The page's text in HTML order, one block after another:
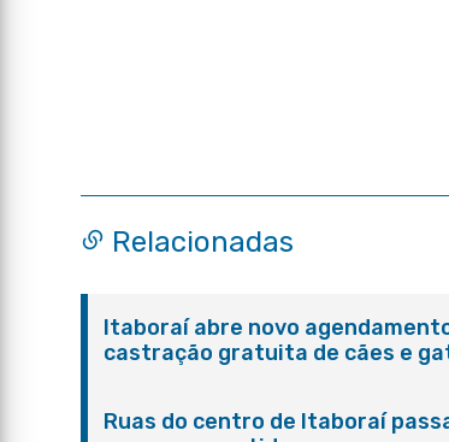
Relacionadas
Itaboraí abre novo
castração gratuita de cães e
Ruas do centro de Itaboraí